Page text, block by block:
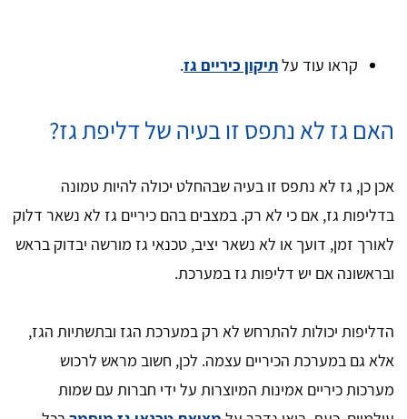
קראו עוד עלתיקון כיריים גז.
האם גז לא נתפס זו בעיה של דליפת גז?
אכן כן, גז לא נתפס זו בעיה שבהחלט יכולה להיות טמונה
בדליפות גז, אם כי לא רק. במצבים בהם כיריים גז לא נשאר דלוק
לאורך זמן, דועך או לא נשאר יציב, טכנאי גז מורשה יבדוק בראש
ובראשונה אם יש דליפות גז במערכת.
הדליפות יכולות להתרחש לא רק במערכת הגז ובתשתיות הגז,
אלא גם במערכת הכיריים עצמה. לכן, חשוב מראש לרכוש
מערכות כיריים אמינות המיוצרות על ידי חברות עם שמות